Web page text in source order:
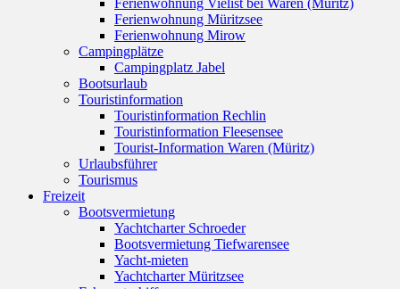
Ferienwohnung Vielist bei Waren (Müritz)
Ferienwohnung Müritzsee
Ferienwohnung Mirow
Campingplätze
Campingplatz Jabel
Bootsurlaub
Touristinformation
Touristinformation Rechlin
Touristinformation Fleesensee
Tourist-Information Waren (Müritz)
Urlaubsführer
Tourismus
Freizeit
Bootsvermietung
Yachtcharter Schroeder
Bootsvermietung Tiefwarensee
Yacht-mieten
Yachtcharter Müritzsee